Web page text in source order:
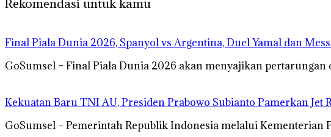
Rekomendasi untuk kamu
Final Piala Dunia 2026, Spanyol vs Argentina, Duel Yamal dan
GoSumsel – Final Piala Dunia 2026 akan menyajikan pertarungan
Kekuatan Baru TNI AU, Presiden Prabowo Subianto Pamerkan Jet
GoSumsel – Pemerintah Republik Indonesia melalui